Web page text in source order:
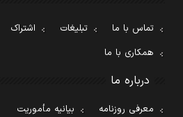
تماس با ما تبلیغات اشتراک
همکاری با ما
درباره ما
معرفی روزنامه بیانیه مأموریت